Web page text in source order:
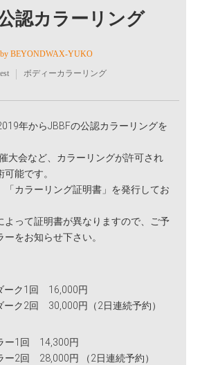
認カラーリング
by BEYONDWAX-YUKO
ボディーカラーリング
年からJBBFの公認カラーリングを
大会など、カラーリングが許可され
能です。
「カラーリング証明書」を発行してお
よって証明書が異なりますので、ご予
をお知らせ下さい。
ーク1回 16,000円
ーク2回 30,000円（2日連続予約）
ー1回 14,300円
2回 28,000円 （2日連続予約）